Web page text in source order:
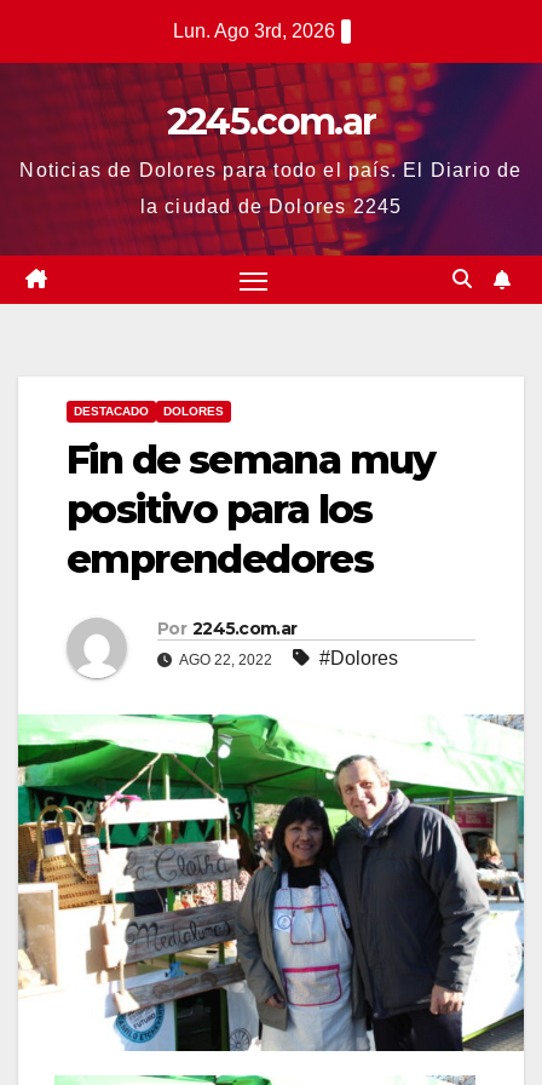
Lun. Ago 3rd, 2026
2245.com.ar
Noticias de Dolores para todo el país. El Diario de
la ciudad de Dolores 2245
DESTACADO DOLORES
Fin de semana muy
positivo para los
emprendedores
Por 2245.com.ar
AGO 22, 2022 #Dolores